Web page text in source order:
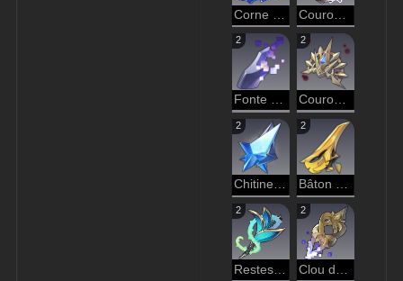
2
Fonte du néant
2
Couronne d'or de l'ombre révolue
2
Chitine gelée
2
Bâton de foudre du métamorphe
2
Restes de l’Entité transcendantale
2